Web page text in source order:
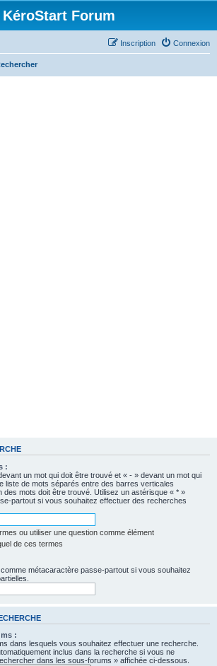
KéroStart Forum
Connexion
Inscription
:
un mot qui doit être trouvé et « - » devant un mot qui
liste de mots séparés entre des barres verticales
des mots doit être trouvé. Utilisez un astérisque « * »
partout si vous souhaitez effectuer des recherches
ou utiliser une question comme élément
de ces termes
métacaractère passe-partout si vous souhaitez
:
dans lesquels vous souhaitez effectuer une recherche.
inclus dans la recherche si vous ne
dans les sous-forums » affichée ci-dessous.